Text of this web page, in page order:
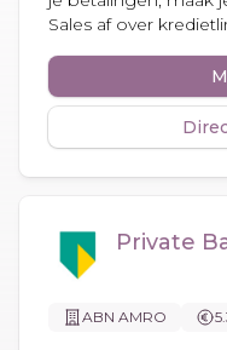
Sales af over
Private
ABN AMRO